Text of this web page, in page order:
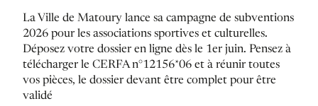
La Ville de Matoury lance sa campagne de subventions
2026 pour les associations sportives et culturelles.
Déposez votre dossier en ligne dès le 1er juin. Pensez à
télécharger le CERFA n°12156*06 et à réunir toutes
vos pièces, le dossier devant être complet pour être
validé